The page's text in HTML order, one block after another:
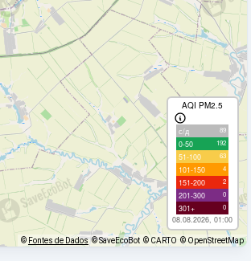
AQI PM2.5
с/д 89
0-50 192
51-100 63
101-150 4
151-200 2
201-300 0
301+ 0
08.08.2026, 01:00
© Fontes de Dados © SaveEcoBot © CARTO © OpenStreetMap